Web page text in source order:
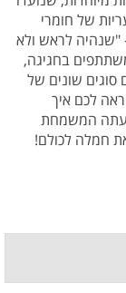
של חומרי
"שנהיה לראש ולא
בחגיגה,
סוגים שונים של
לכם איך
המשמחת
חמלה לכולם!